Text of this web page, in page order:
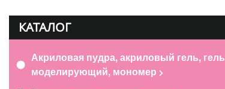
КАТАЛОГ
Акриловая пудра, акриловый гель, гель
моделирующий, мономер